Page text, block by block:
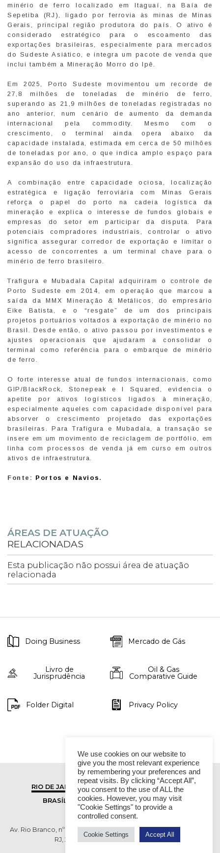
minério de ferro localizado em Itaguaí, na Baía de
Sepetiba (RJ), ligado por ferrovia às minas de Minas
Gerais, principal região produtora do país. O ativo é
considerado estratégico para o escoamento das
exportações brasileiras, especialmente para mercados
do Sudeste Asiático, e integra um pacote de venda que
inclui também a Mineração Morro do Ipê.
Em 2025, Porto Sudeste movimentou um recorde de
27,8 milhões de toneladas de minério de ferro,
superando as 21,9 milhões de toneladas registradas no
ano anterior, num cenário de aumento da demanda
internacional pela commodity. Mesmo com o
crescimento, o terminal ainda opera abaixo da
capacidade instalada, estimada em cerca de 50 milhões
de toneladas por ano, o que indica amplo espaço para
expansão do uso da infraestrutura.
A combinação entre capacidade ociosa, localização
estratégica e ligação ferroviária com Minas Gerais
reforça o papel do porto na cadeia logística da
mineração e explica o interesse de fundos globais e
empresas do setor em participar da disputa. Para
potenciais compradores industriais, controlar o ativo
significa assegurar corredor de exportação e limitar o
acesso de concorrentes a um terminal chave para o
minério de ferro brasileiro.
Trafigura e Mubadala Capital adquiriram o controle de
Porto Sudeste em 2014, em operação que marcou a
saída da MMX Mineração & Metálicos, do empresário
Eike Batista, e o “resgate” de um dos principais
projetos portuários voltados à exportação de minério no
Brasil. Desde então, o ativo passou por investimentos e
ajustes operacionais que ajudaram a consolidar o
terminal como referência para o embarque de minério
de ferro.
O forte interesse atual de fundos internacionais, como
GIP/BlackRock, Stonepeak e I Squared, evidencia o
apetite por ativos logísticos ligados à mineração,
especialmente aqueles com capacidade disponível para
absorver o crescimento projetado das exportações
brasileiras. Para Trafigura e Mubadala, a transação se
insere em um movimento de reciclagem de portfólio, em
linha com processos de venda já em curso em outros
ativos de infraestrutura.
Fonte: Portos e Navios .
ÁREAS DE ATUAÇÃO
RELACIONADAS
Esta publicação não possui área de atuação
relacionada
Doing Business Mercado de Gás
Livro de
Jurisprudência
Oil & Gas
Comparative Guide
Folder Digital Privacy Policy
RIO DE JANEIRO
SÃO PAULO
BRASÍLIA
VITÓRIA
Av. Rio Branco, nº 01, 14º andar - Ed. RB1- Centro, Rio de Janeiro -
RJ, 20090-003 TEL (55 21) 2276 6200
We use cookies on our website to
give you the most relevant experience
by remembering your preferences and
repeat visits. By clicking “Accept All”,
you consent to the use of ALL the
cookies. However, you may visit
"Cookie Settings" to provide a
controlled consent.
Cookie Settings Accept All